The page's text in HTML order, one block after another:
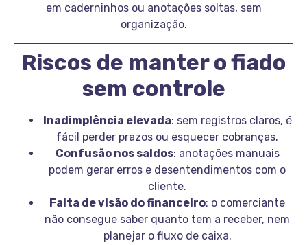
em caderninhos ou anotações soltas, sem
organização.
Riscos de manter o fiado
sem controle
Inadimplência elevada: sem registros claros, é
fácil perder prazos ou esquecer cobranças.
Confusão nos saldos: anotações manuais
podem gerar erros e desentendimentos com o
cliente.
Falta de visão do financeiro: o comerciante
não consegue saber quanto tem a receber, nem
planejar o fluxo de caixa.